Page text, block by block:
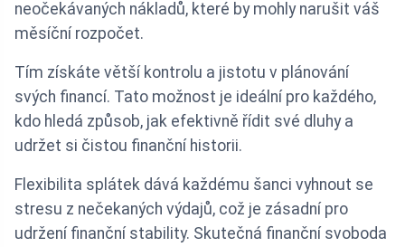
neočekávaných nákladů, které by mohly narušit váš
měsíční rozpočet.
Tím získáte větší kontrolu a jistotu v plánování
svých financí. Tato možnost je ideální pro každého,
kdo hledá způsob, jak efektivně řídit své dluhy a
udržet si čistou finanční historii.
Flexibilita splátek dává každému šanci vyhnout se
stresu z nečekaných výdajů, což je zásadní pro
udržení finanční stability. Skutečná finanční svoboda